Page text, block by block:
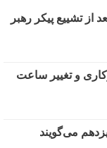
تشییع پیکر رهبر
و تغییر ساعت
می‌گویند